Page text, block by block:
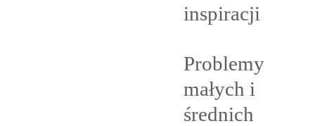
inspiracji
Problemy
małych i
średnich